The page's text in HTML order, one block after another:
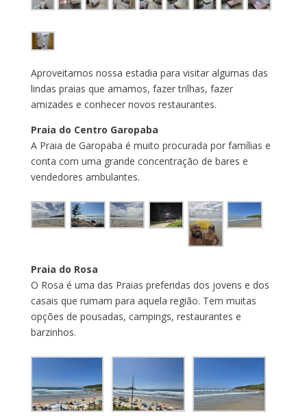
Aproveitamos nossa estadia para visitar algumas das
lindas praias que amamos, fazer trilhas, fazer
amizades e conhecer novos restaurantes.
Praia do Centro Garopaba
A Praia de Garopaba é muito procurada por famílias e
conta com uma grande concentração de bares e
vendedores ambulantes.
Praia do Rosa
O Rosa é uma das Praias preferidas dos jovens e dos
casais que rumam para aquela região. Tem muitas
opções de pousadas, campings, restaurantes e
barzinhos.